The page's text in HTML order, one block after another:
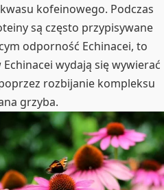
kofeinowego. Podczas
są często przypisywane
odporność Echinacei, to
wydają się wywierać
rozbijanie kompleksu
grzyba.